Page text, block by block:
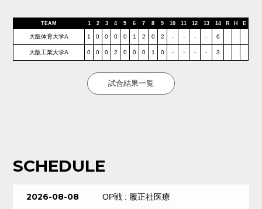
TEAM 1 2 3 4 5 6 7 8 9 10 11 12 13 14 R H E
大阪体育大学A 1 0 0 0 0 1 2 0 2 - - - - 6
大阪工業大学A 0 0 0 2 0 0 0 1 0 - - - - 3
試合結果一覧
SCHEDULE
2026-08-08 OP戦 : 履正社医療